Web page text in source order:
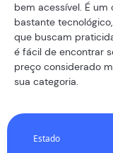
bem acessível. É
bastante
que buscam
é fácil de encontrar
preço considerado
sua categoria.
Estado